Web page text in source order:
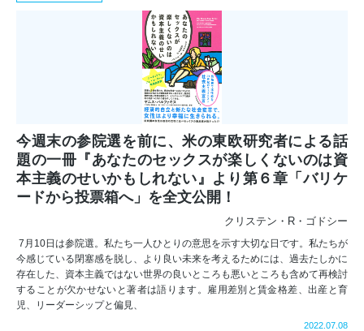
今週末の参院選を前に、米の東欧研究者による話
題の一冊『あなたのセックスが楽しくないのは資
本主義のせいかもしれない』より第６章「バリケ
ードから投票箱へ」を全文公開！
クリステン・R・ゴドシー
7月10日は参院選。私たち一人ひとりの意思を示す大切な日です。私たちが
今感じている閉塞感を脱し、より良い未来を考えるためには、過去たしかに
存在した、資本主義ではない世界の良いところも悪いところも含めて再検討
することが欠かせないと著者は語ります。雇用差別と賃金格差、出産と育
児、リーダーシップと偏見、
2022.07.08